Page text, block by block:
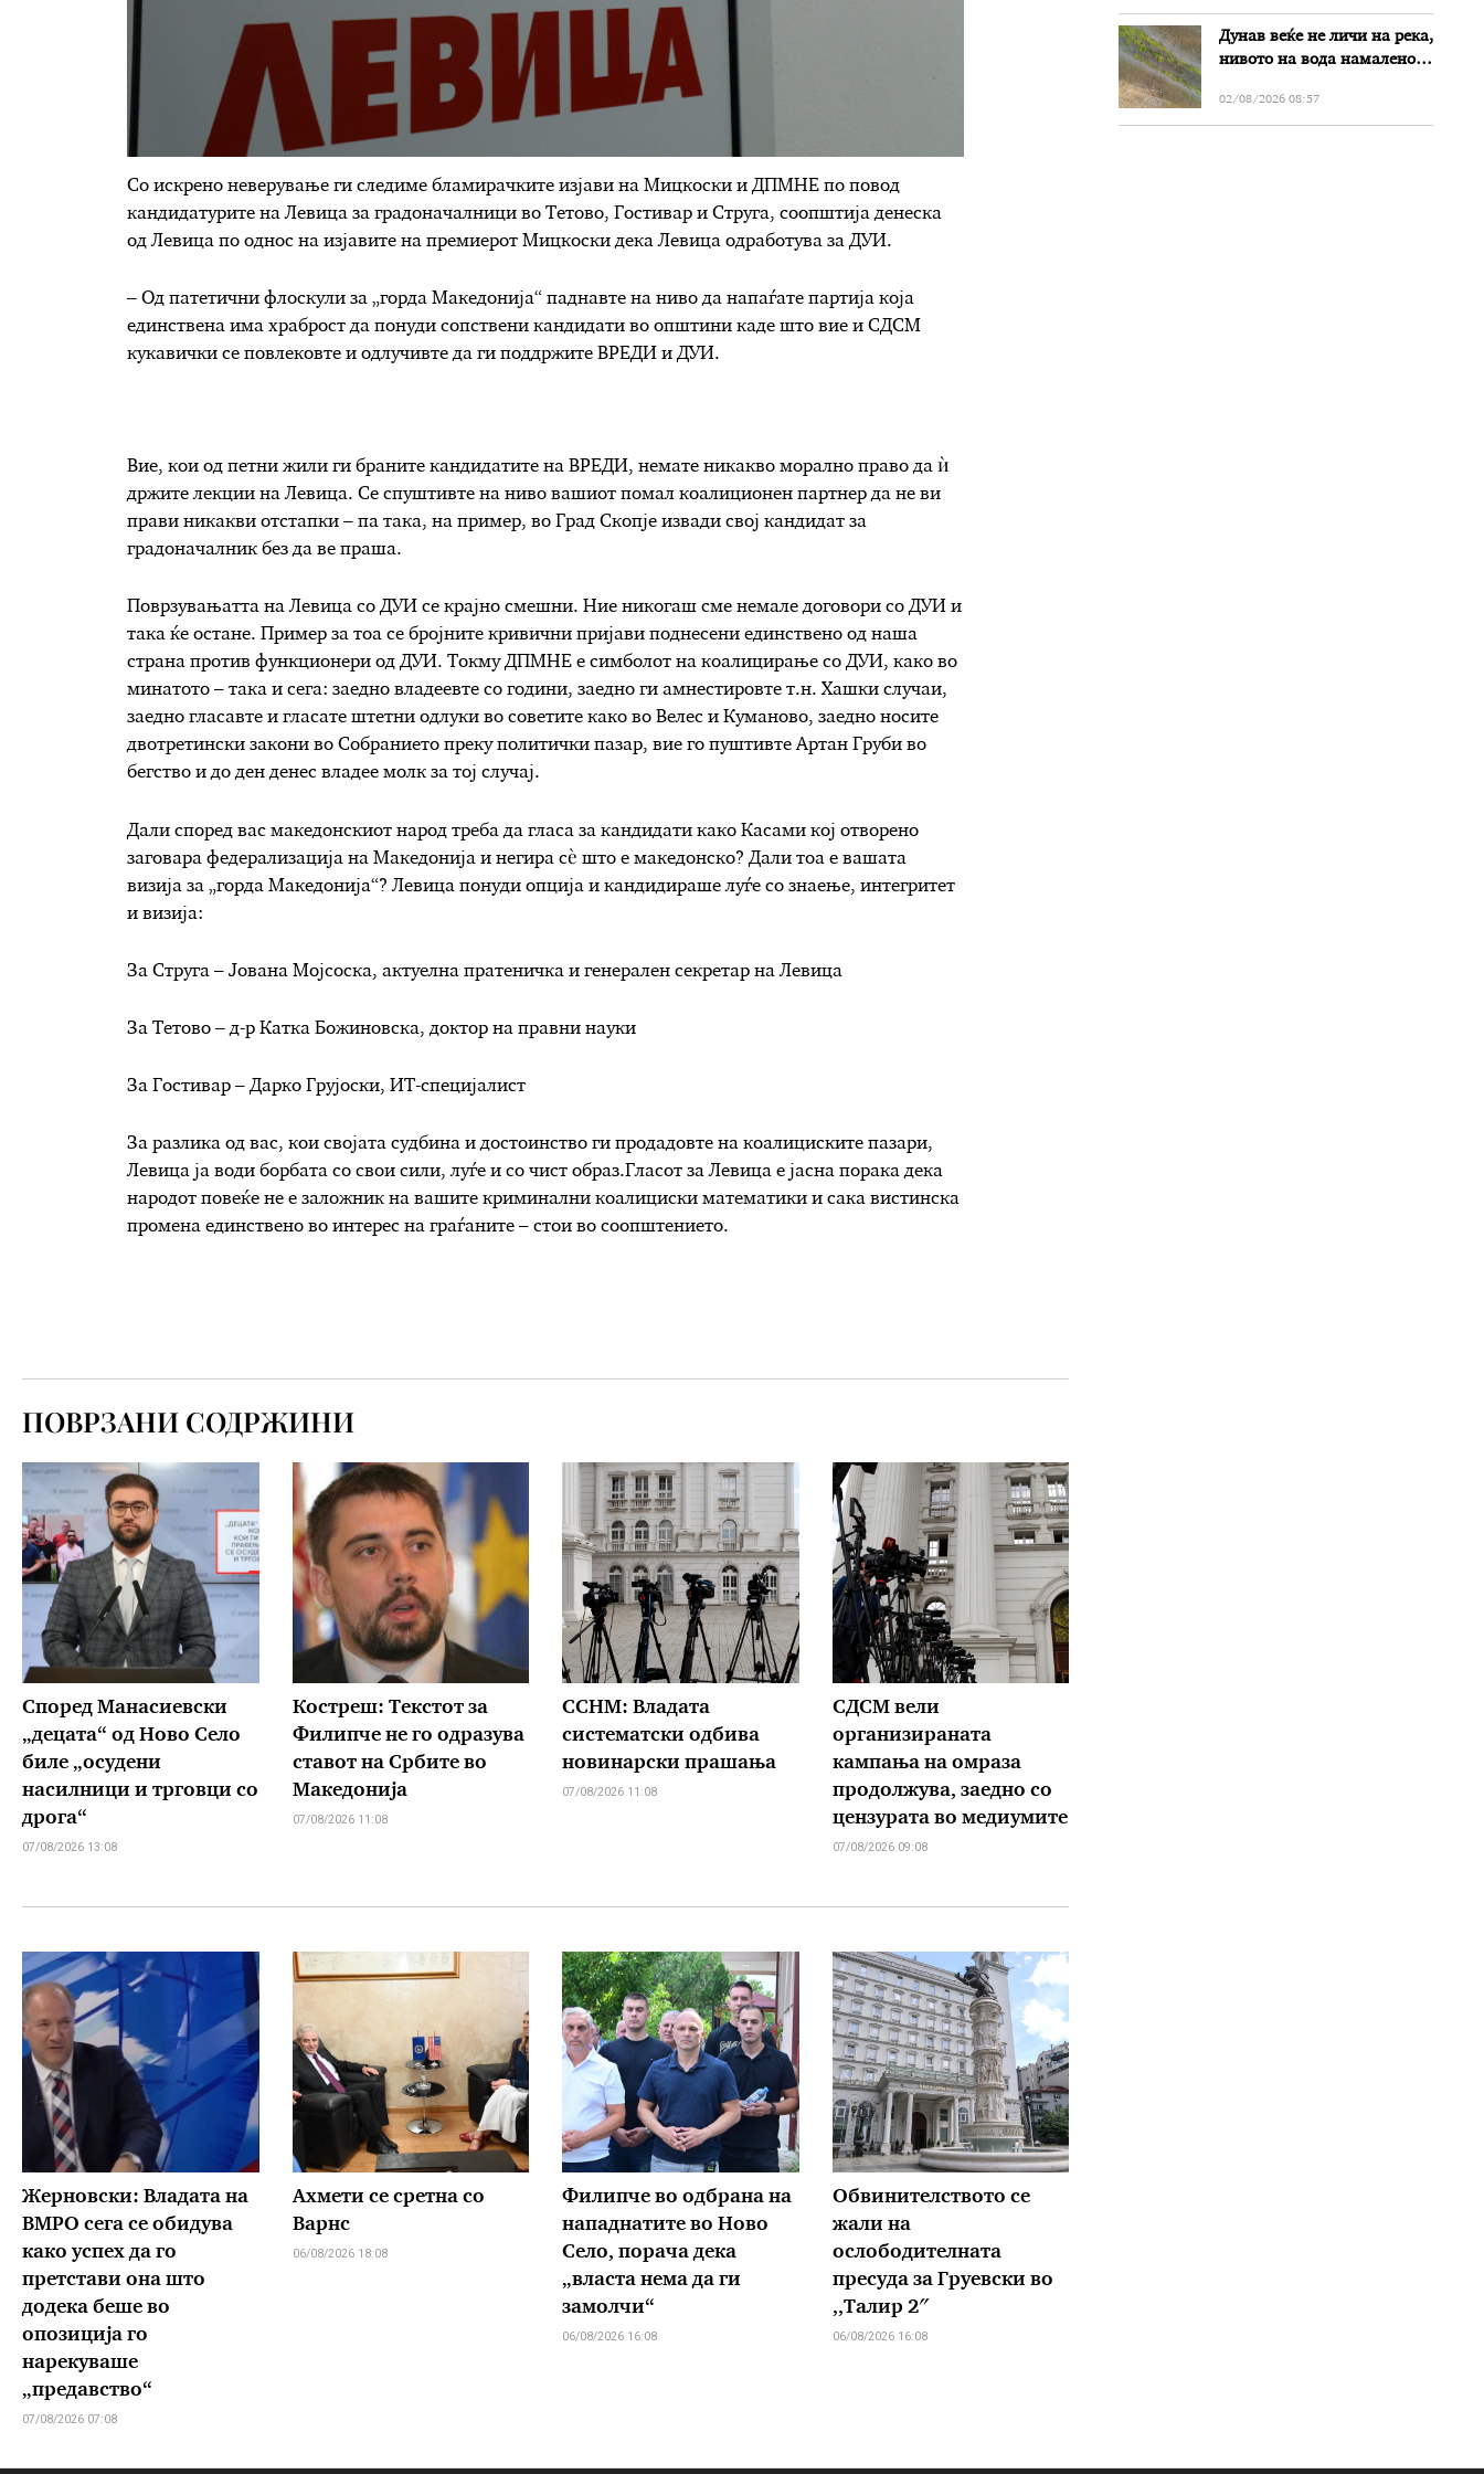
Со искрено неверување ги следиме бламирачките изјави на Мицкоски и ДПМНЕ по повод
кандидатурите на Левица за градоначалници во Тетово, Гостивар и Струга, соопштија денеска
од Левица по однос на изјавите на премиерот Мицкоски дека Левица одработува за ДУИ.
– Од патетични флоскули за „горда Македонија“ паднавте на ниво да напаѓате партија која
единствена има храброст да понуди сопствени кандидати во општини каде што вие и СДСМ
кукавички се повлековте и одлучивте да ги поддржите ВРЕДИ и ДУИ.
Вие, кои од петни жили ги браните кандидатите на ВРЕДИ, немате никакво морално право да ѝ
држите лекции на Левица. Се спуштивте на ниво вашиот помал коалиционен партнер да не ви
прави никакви отстапки – па така, на пример, во Град Скопје извади свој кандидат за
градоначалник без да ве праша.
Поврзувањатта на Левица со ДУИ се крајно смешни. Ние никогаш сме немале договори со ДУИ и
така ќе остане. Пример за тоа се бројните кривични пријави поднесени единствено од наша
страна против функционери од ДУИ. Токму ДПМНЕ е симболот на коалицирање со ДУИ, како во
минатото – така и сега: заедно владеевте со години, заедно ги амнестировте т.н. Хашки случаи,
заедно гласавте и гласате штетни одлуки во советите како во Велес и Куманово, заедно носите
двотретински закони во Собранието преку политички пазар, вие го пуштивте Артан Груби во
бегство и до ден денес владее молк за тој случај.
Дали според вас македонскиот народ треба да гласа за кандидати како Касами кој отворено
заговара федерализација на Македонија и негира сè што е македонско? Дали тоа е вашата
визија за „горда Македонија“? Левица понуди опција и кандидираше луѓе со знаење, интегритет
и визија:
За Струга – Јована Мојсоска, актуелна пратеничка и генерален секретар на Левица
За Тетово – д-р Катка Божиновска, доктор на правни науки
За Гостивар – Дарко Грујоски, ИТ-специјалист
За разлика од вас, кои својата судбина и достоинство ги продадовте на коалициските пазари,
Левица ја води борбата со свои сили, луѓе и со чист образ.Гласот за Левица е јасна порака дека
народот повеќе не е заложник на вашите криминални коалициски математики и сака вистинска
промена единствено во интерес на граѓаните – стои во соопштението.
ПОВРЗАНИ СОДРЖИНИ
Според Манасиевски
„децата“ од Ново Село
биле „осудени
насилници и трговци со
дрога“
07/08/2026 13:08
Костреш: Текстот за
Филипче не го одразува
ставот на Србите во
Македонија
07/08/2026 11:08
ССНМ: Владата
систематски одбива
новинарски прашања
07/08/2026 11:08
СДСМ вели
организираната
кампања на омраза
продолжува, заедно со
цензурата во медиумите
07/08/2026 09:08
Жерновски: Владата на
ВМРО сега се обидува
како успех да го
претстави она што
додека беше во
опозиција го
нарекуваше
„предавство“
07/08/2026 07:08
Ахмети се сретна со
Варнс
06/08/2026 18:08
Филипче во одбрана на
нападнатите во Ново
Село, порача дека
„власта нема да ги
замолчи“
06/08/2026 16:08
Обвинителството се
жали на
ослободителната
пресуда за Груевски во
,,Талир 2″
06/08/2026 16:08
Дунав веќе не личи на река,
нивото на вода намалено
Бугарија
02/08/2026 08:57